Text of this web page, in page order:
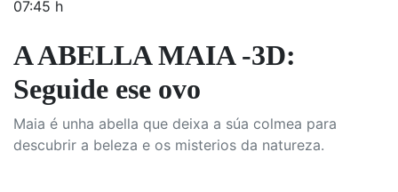
07:45 h
A ABELLA MAIA -3D:
Seguide ese ovo
Maia é unha abella que deixa a súa colmea para
descubrir a beleza e os misterios da natureza.